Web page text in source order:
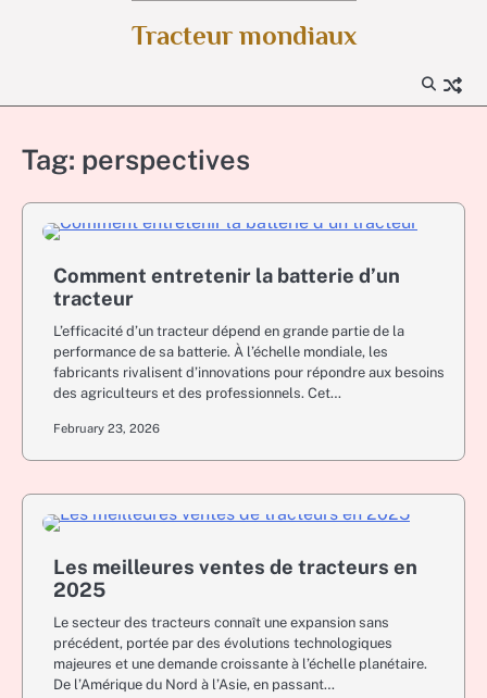
Tracteur mondiaux
Tag: perspectives
Comment entretenir la batterie d’un
tracteur
L’efficacité d’un tracteur dépend en grande partie de la
performance de sa batterie. À l’échelle mondiale, les
fabricants rivalisent d’innovations pour répondre aux besoins
des agriculteurs et des professionnels. Cet…
February 23, 2026
Les meilleures ventes de tracteurs en
2025
Le secteur des tracteurs connaît une expansion sans
précédent, portée par des évolutions technologiques
majeures et une demande croissante à l’échelle planétaire.
De l’Amérique du Nord à l’Asie, en passant…